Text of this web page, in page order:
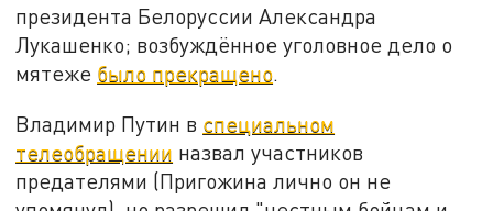
президента Белоруссии Александра
Лукашенко; возбуждённое уголовное дело о
мятеже было прекращено.
Владимир Путин в специальном
телеобращении назвал участников
предателями (Пригожина лично он не